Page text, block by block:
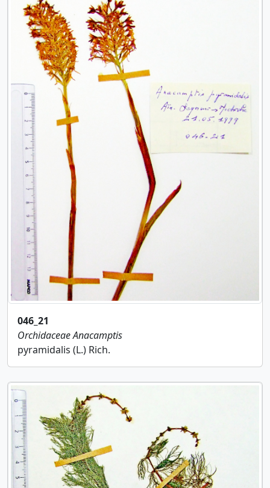
046_21
OrchidaceaeAnacamptis
pyramidalis (L.) Rich.